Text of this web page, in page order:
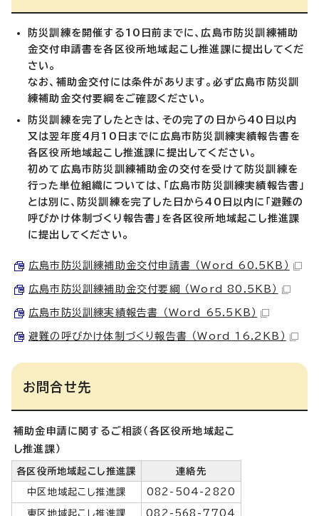
防災訓練を開催する10日前までに、広島市防災訓練補助
金交付申請書を各区役所地域起こし推進課に提出してくだ
さい。
なお、補助金交付には条件があります。必ず広島市防災訓
練補助金交付要綱をご確認ください。
防災訓練を完了したときは、その完了の日から40日以内
又は翌年度4月10日までに広島市防災訓練実績報告書を
各区役所地域起こし推進課に提出してください。
初めて広島市防災訓練補助金の交付を受けて防災訓練を
行った単位組織については、「広島市防災訓練実績報告書」
とは別に、防災訓練を完了した日から40日以内に「避難の
呼びかけ体制づくり報告書」を各区役所地域起こし推進課
に提出してください。
広島市防災訓練補助金交付申請書 （Word 60.5KB）
広島市防災訓練補助金交付要綱 （Word 80.5KB）
広島市防災訓練実績報告書 （Word 65.5KB）
避難の呼びかけ体制づくり報告書 （Word 16.2KB）
お問合せ先
補助金申請に関するご相談（各区役所地域起こ
し推進課）
各区役所地域起こし推進課 連絡先
中区地域起こし推進課 082-504-2820
東区地域起こし推進課 082-568-7704